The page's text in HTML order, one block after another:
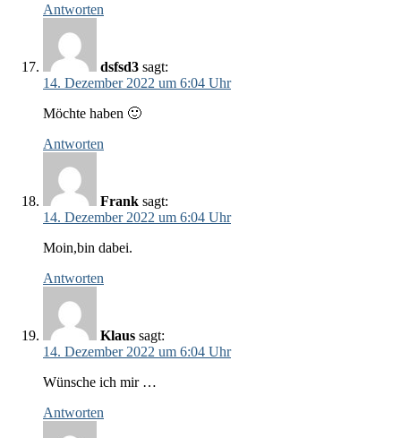
Antworten
dsfsd3 sagt:
14. Dezember 2022 um 6:04 Uhr
Möchte haben 🙂
Antworten
Frank sagt:
14. Dezember 2022 um 6:04 Uhr
Moin,bin dabei.
Antworten
Klaus sagt:
14. Dezember 2022 um 6:04 Uhr
Wünsche ich mir …
Antworten